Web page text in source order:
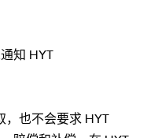
知 HYT
，也不会要求 HYT